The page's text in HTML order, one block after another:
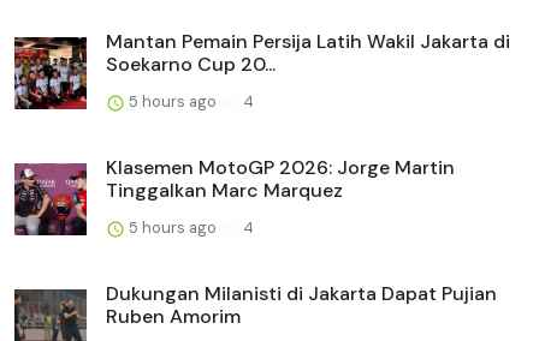
Mantan Pemain Persija Latih Wakil Jakarta di
Soekarno Cup 20...
5 hours ago 4
Klasemen MotoGP 2026: Jorge Martin
Tinggalkan Marc Marquez
5 hours ago 4
Dukungan Milanisti di Jakarta Dapat Pujian
Ruben Amorim